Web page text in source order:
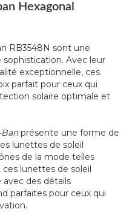
Hexagonal
RB3548N sont une
Avec leur
exceptionnelle, ces
parfait pour ceux qui
solaire optimale et
présente une forme de
lunettes de soleil
de la mode telles
lunettes de soleil
des détails
parfaites pour ceux qui